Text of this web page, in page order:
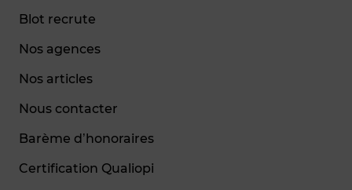
Blot recrute
Nos agences
Nos articles
Nous contacter
Barème d’honoraires
Certification Qualiopi